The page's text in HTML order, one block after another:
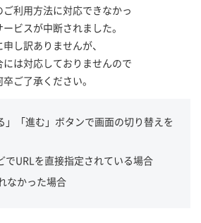
ご利用方法に対応できなかっ
ビスが中断されました。
し訳ありませんが、
は対応しておりませんので
卒ご了承ください。
」「進む」ボタンで画面の切り替えを
でURLを直接指定されている場合
なかった場合